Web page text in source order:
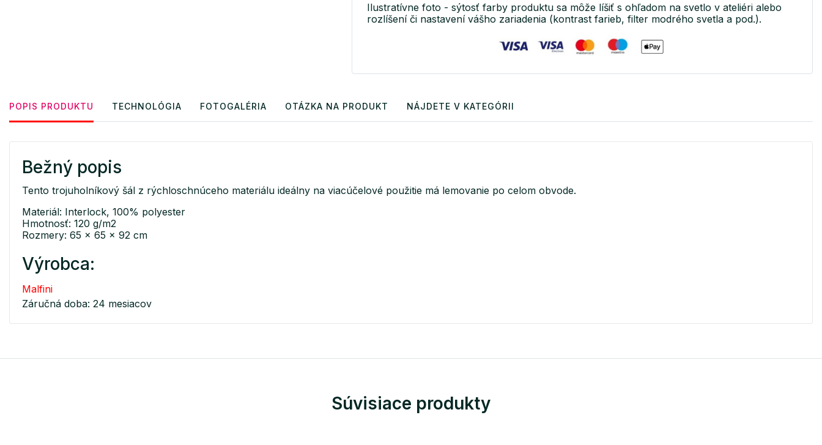
Ilustratívne foto - sýtosť farby produktu sa môže líšiť s ohľadom na svetlo v ateliéri alebo
rozlíšení či nastavení vášho zariadenia (kontrast farieb, filter modrého svetla a pod.).
POPIS PRODUKTU TECHNOLÓGIA FOTOGALÉRIA OTÁZKA NA PRODUKT NÁJDETE V KATEGÓRII
Bežný popis
Tento trojuholníkový šál z rýchloschnúceho materiálu ideálny na viacúčelové použitie má lemovanie po celom obvode.
Materiál: Interlock, 100% polyester
Hmotnosť: 120 g/m2
Rozmery: 65 x 65 x 92 cm
Výrobca:
Malfini
Záručná doba: 24 mesiacov
Súvisiace produkty